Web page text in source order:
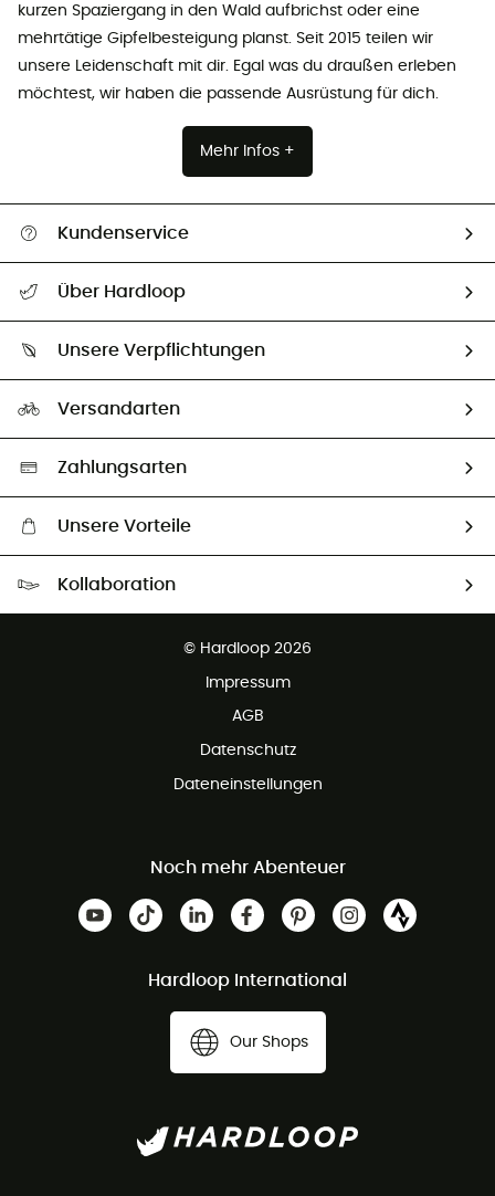
kurzen Spaziergang in den Wald aufbrichst oder eine
mehrtätige Gipfelbesteigung planst. Seit 2015 teilen wir
unsere Leidenschaft mit dir. Egal was du draußen erleben
möchtest, wir haben die passende Ausrüstung für dich.
Mehr Infos +
Kundenservice
Größentabelle
Über Hardloop
Unsere Botschafter
Unsere Verpflichtungen
Auswahl an nachhaltigen Produkten
Versandarten
Zahlungsarten
Unsere Vorteile
Kollaboration
© Hardloop 2026
Impressum
AGB
Datenschutz
Dateneinstellungen
Noch mehr Abenteuer
Hardloop International
Our Shops